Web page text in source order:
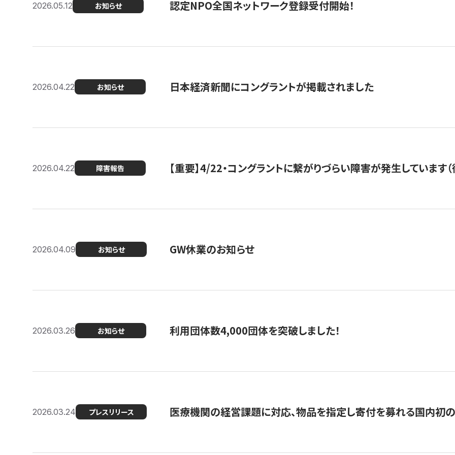
2026.05.12 お知らせ 認定NPO全国ネットワーク登録受付開始！
2026.04.22 お知らせ 日本経済新聞にコングラントが掲載されました
2026.04.22 障害報告 【重要】4/22・コングラントに繋がりづらい障害が発生しています（
2026.04.09 お知らせ GW休業のお知らせ
2026.03.26 お知らせ 利用団体数4,000団体を突破しました！
2026.03.24 プレスリリース 医療機関の経営課題に対応、物品を指定し寄付を募れる国内初の